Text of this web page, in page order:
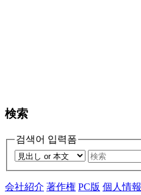
検索
검색어 입력폼
会社紹介 著作権 PC版 個人情報